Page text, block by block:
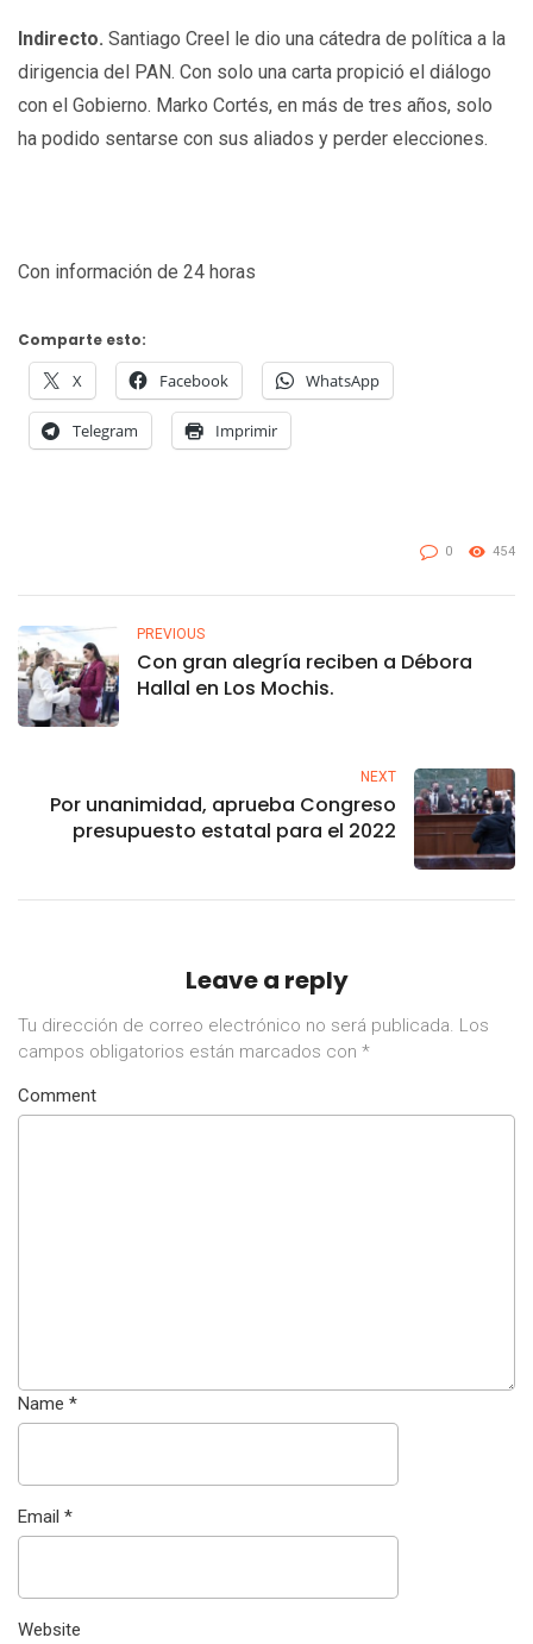
Indirecto. Santiago Creel le dio una cátedra de política a la
dirigencia del PAN. Con solo una carta propició el diálogo
con el Gobierno. Marko Cortés, en más de tres años, solo
ha podido sentarse con sus aliados y perder elecciones.
Con información de 24 horas
Comparte esto:
X Facebook WhatsApp
Telegram Imprimir
0 454
PREVIOUS
Con gran alegría reciben a Débora
Hallal en Los Mochis.
NEXT
Por unanimidad, aprueba Congreso
presupuesto estatal para el 2022
Leave a reply
Tu dirección de correo electrónico no será publicada. Los
campos obligatorios están marcados con *
Comment
Name *
Email *
Website